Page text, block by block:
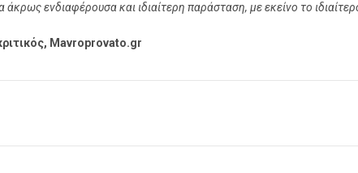
ενδιαφέρουσα και ιδιαίτερη παράσταση, με εκείνο το
Mavroprovato.gr